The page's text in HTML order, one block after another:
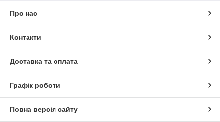
Про нас
Контакти
Доставка та оплата
Графік роботи
Повна версія сайту